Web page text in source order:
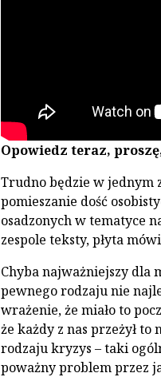
Opowiedz teraz,
Trudno będzie w jednym
pomieszanie dość
osadzonych w tematyce
zespole teksty, płyta
Chyba najważniejszy dla
pewnego rodzaju nie
wrażenie, że miało to
że każdy z nas przeżył to
rodzaju kryzys – taki
poważny problem przez